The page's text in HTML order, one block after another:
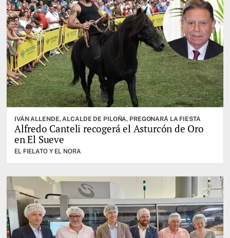
IVÁN ALLENDE, ALCALDE DE PILOÑA, PREGONARÁ LA FIESTA
Alfredo Canteli recogerá el Asturcón de Oro
en El Sueve
EL FIELATO Y EL NORA